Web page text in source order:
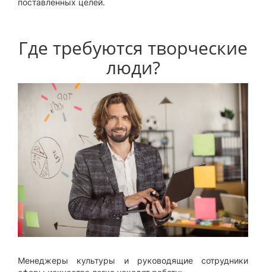
поставленных целей.
Где требуются творческие
люди?
Менеджеры культуры и руководящие сотрудники